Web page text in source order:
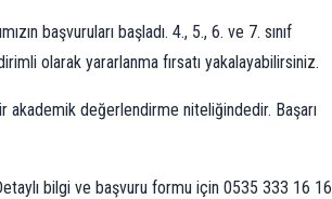
başvuruları başladı. 4., 5., 6. ve 7. sınıf
olarak yararlanma fırsatı yakalayabilirsiniz.
akademik değerlendirme niteliğindedir. Başarı
bilgi ve başvuru formu için 0535 333 16 16